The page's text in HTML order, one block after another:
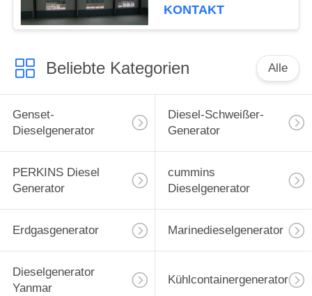
KONTAKT
Beliebte Kategorien Alle
Genset-
Dieselgenerator
Diesel-Schweißer-
Generator
PERKINS Diesel
Generator
cummins
Dieselgenerator
Erdgasgenerator Marinedieselgenerator
Dieselgenerator
Yanmar
Kühlcontainergenerator